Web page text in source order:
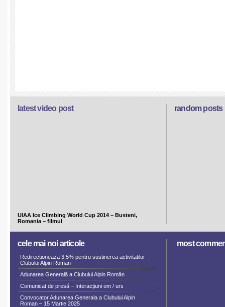
random posts
latest video post
UIAA Ice Climbing World Cup 2014 – Busteni,
Romania – filmul
cele mai noi articole
Redirectioneaza 3.5% pentru sustinerea activitatilor
Clubului Alpin Roman
Adunarea Generală a Clubului Alpin Român
Comunicat de presă – Interacțiuni om / urs
Convocator Adunarea Generala a Clubului Alpin
Roman – 15 Martie 2025
most